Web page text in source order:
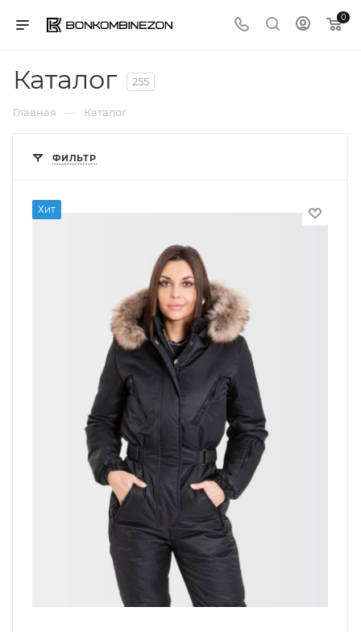
0
Каталог 255
Главная — Каталог
ФИЛЬТР
Хит